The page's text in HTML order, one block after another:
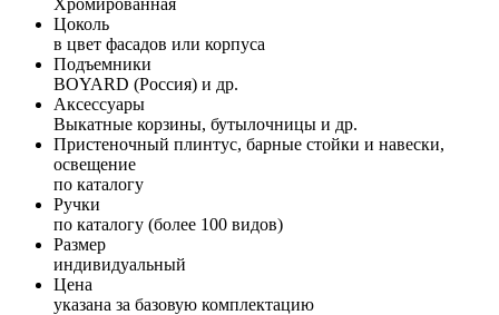
Цоколь
в цвет фасадов или корпуса
Подъемники
BOYARD (Россия) и др.
Аксессуары
Выкатные корзины, бутылочницы и др.
Пристеночный плинтус, барные стойки и навески,
освещение
по каталогу
Ручки
по каталогу (более 100 видов)
Размер
индивидуальный
Цена
указана за базовую комплектацию